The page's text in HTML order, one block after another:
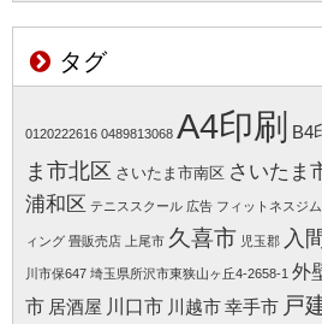
タグ
0120222616 0489813068 A4印刷 B4
ま市北区 さいたま市南区 さいたま
浦和区 テニススクール 広告 フィットネスジム
ィング 畳販売店 上尾市 久喜市 児玉郡 入
川市保647 埼玉県所沢市東狭山ヶ丘4-2658-1 外
市 居酒屋 川口市 川越市幸手市 戸